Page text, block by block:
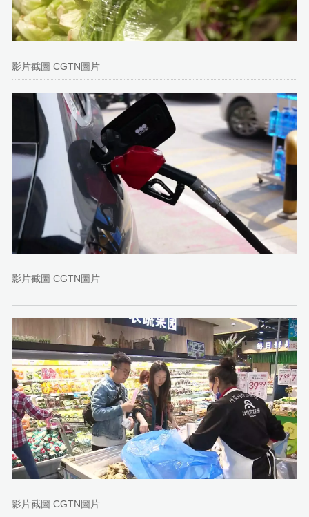
影片截圖 CGTN圖片
影片截圖 CGTN圖片
影片截圖 CGTN圖片